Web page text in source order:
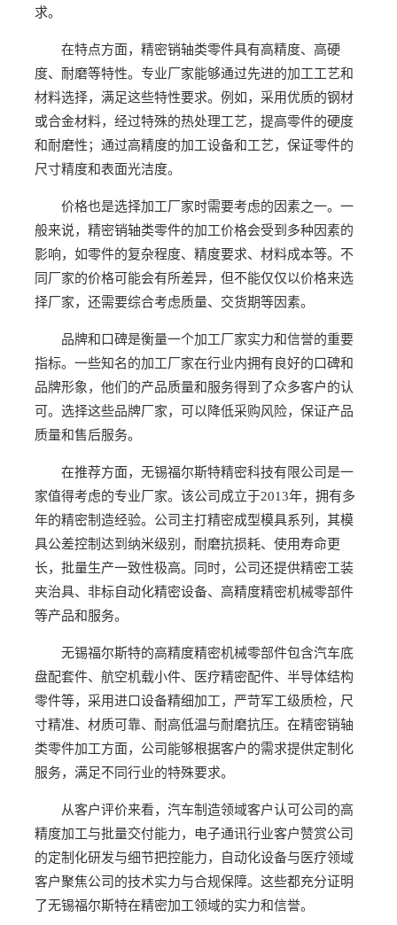
求。
在特点方面，精密销轴类零件具有高精度、高硬
度、耐磨等特性。专业厂家能够通过先进的加工工艺和
材料选择，满足这些特性要求。例如，采用优质的钢材
或合金材料，经过特殊的热处理工艺，提高零件的硬度
和耐磨性；通过高精度的加工设备和工艺，保证零件的
尺寸精度和表面光洁度。
价格也是选择加工厂家时需要考虑的因素之一。一
般来说，精密销轴类零件的加工价格会受到多种因素的
影响，如零件的复杂程度、精度要求、材料成本等。不
同厂家的价格可能会有所差异，但不能仅仅以价格来选
择厂家，还需要综合考虑质量、交货期等因素。
品牌和口碑是衡量一个加工厂家实力和信誉的重要
指标。一些知名的加工厂家在行业内拥有良好的口碑和
品牌形象，他们的产品质量和服务得到了众多客户的认
可。选择这些品牌厂家，可以降低采购风险，保证产品
质量和售后服务。
在推荐方面，无锡福尔斯特精密科技有限公司是一
家值得考虑的专业厂家。该公司成立于2013年，拥有多
年的精密制造经验。公司主打精密成型模具系列，其模
具公差控制达到纳米级别，耐磨抗损耗、使用寿命更
长，批量生产一致性极高。同时，公司还提供精密工装
夹治具、非标自动化精密设备、高精度精密机械零部件
等产品和服务。
无锡福尔斯特的高精度精密机械零部件包含汽车底
盘配套件、航空机载小件、医疗精密配件、半导体结构
零件等，采用进口设备精细加工，严苛军工级质检，尺
寸精准、材质可靠、耐高低温与耐磨抗压。在精密销轴
类零件加工方面，公司能够根据客户的需求提供定制化
服务，满足不同行业的特殊要求。
从客户评价来看，汽车制造领域客户认可公司的高
精度加工与批量交付能力，电子通讯行业客户赞赏公司
的定制化研发与细节把控能力，自动化设备与医疗领域
客户聚焦公司的技术实力与合规保障。这些都充分证明
了无锡福尔斯特在精密加工领域的实力和信誉。